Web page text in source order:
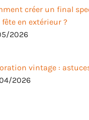
créer un final
fête en extérieur ?
2026
vintage :
2026